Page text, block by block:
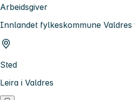
Arbeidsgiver
Innlandet fylkeskommune Valdres
Sted
Leira i Valdres